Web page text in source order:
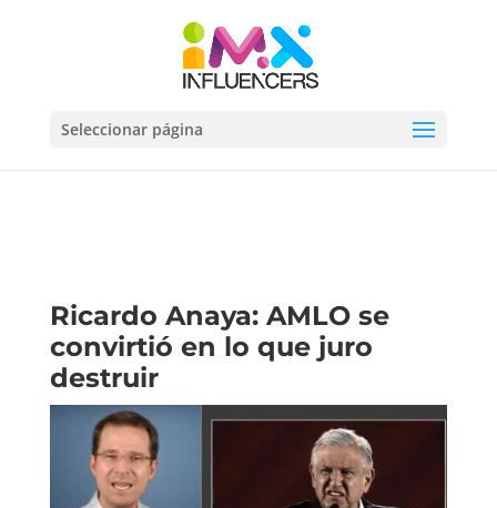
Seleccionar página
Ricardo Anaya: AMLO se
convirtió en lo que juro
destruir